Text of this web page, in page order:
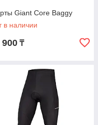
Giant Core Baggy
в наличии
900 ₸